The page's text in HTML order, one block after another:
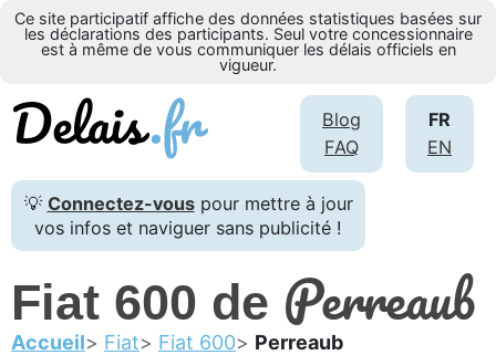
Ce site participatif affiche des données statistiques basées sur
les déclarations des participants. Seul votre concessionnaire
est à même de vous communiquer les délais officiels en
vigueur.
FR
EN
Blog
FAQ
💡 Connectez-vouspour mettre à jour
vos infos et naviguer sans publicité !
Fiat 600 de Perreaub
Accueil Fiat Fiat 600 Perreaub